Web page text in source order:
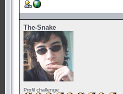
The-Snake
Profil challenge